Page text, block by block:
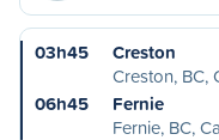
03h45
Creston
Creston, BC,
06h45
Fernie
Fernie, BC,